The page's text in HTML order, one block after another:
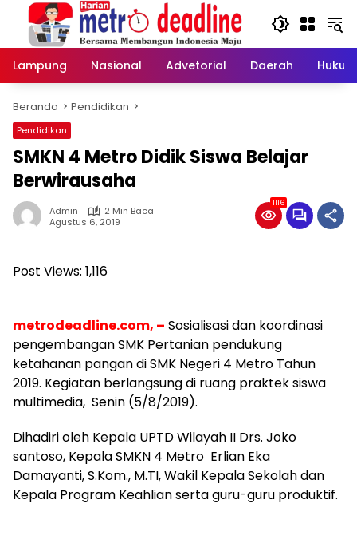
Langsung
konten
Lampung
Nasional Advetorial Daerah Hukum
Beranda Pendidikan
Pendidikan
SMKN 4 Metro Didik Siswa Belajar
Berwirausaha
Admin
2 Min Baca
Agustus 6, 2019
1116
Post Views: 1,116
metrodeadline.com, – Sosialisasi dan koordinasi
pengembangan SMK Pertanian pendukung
ketahanan pangan di SMK Negeri 4 Metro Tahun
2019. Kegiatan berlangsung di ruang praktek siswa
multimedia, Senin (5/8/2019).
Dihadiri oleh Kepala UPTD Wilayah II Drs. Joko
santoso, Kepala SMKN 4 Metro Erlian Eka
Damayanti, S.Kom., M.TI, Wakil Kepala Sekolah dan
Kepala Program Keahlian serta guru-guru produktif.